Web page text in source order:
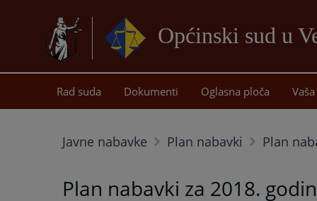
Općinski sud u
Rad suda Dokumenti Oglasna ploča
Javne nabavke Plan nabavki Plan
Plan nabavki za 2018.